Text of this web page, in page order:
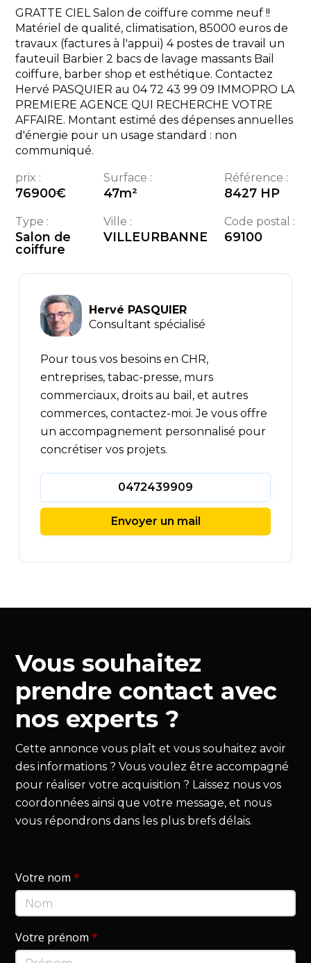
GRATTE CIEL Salon de coiffure comme neuf !!
Matériel de qualité, climatisation, 85000 euros de
travaux (factures à l'appui) 4 postes de travail un
fauteuil Barbier 2 bacs de lavage massants Bail
coiffure, barber shop et esthétique. Contactez
Hervé PASQUIER au 04 72 43 99 09 IMMOPRO LA
PREMIERE AGENCE QUI RECHERCHE VOTRE
AFFAIRE. Montant estimé des dépenses annuelles
d'énergie pour un usage standard : non
communiqué.
prix :
76900€
Surface :
47m²
Référence :
8427 HP
Type :
Salon de
coiffure
Ville :
VILLEURBANNE
Code postal :
69100
Hervé PASQUIER
Consultant spécialisé
Pour tous vos besoins en CHR,
entreprises, tabac-presse, murs
commerciaux, droits au bail, et autres
commerces, contactez-moi. Je vous offre
un accompagnement personnalisé pour
concrétiser vos projets.
0472439909
Envoyer un mail
Vous souhaitez
prendre contact avec
nos experts ?
Cette annonce vous plaît et vous souhaitez avoir
des informations ? Vous voulez être accompagné
pour réaliser votre acquisition ? Laissez nous vos
coordonnées ainsi que votre message, et nous
vous répondrons dans les plus brefs délais.
Votre nom*
Votre prénom*